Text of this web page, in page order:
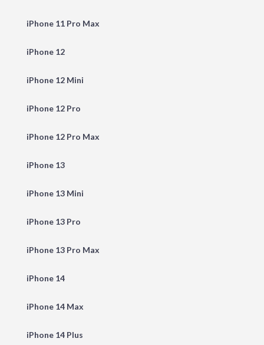
iPhone 11 Pro Max
iPhone 12
iPhone 12 Mini
iPhone 12 Pro
iPhone 12 Pro Max
iPhone 13
iPhone 13 Mini
iPhone 13 Pro
iPhone 13 Pro Max
iPhone 14
iPhone 14 Max
iPhone 14 Plus